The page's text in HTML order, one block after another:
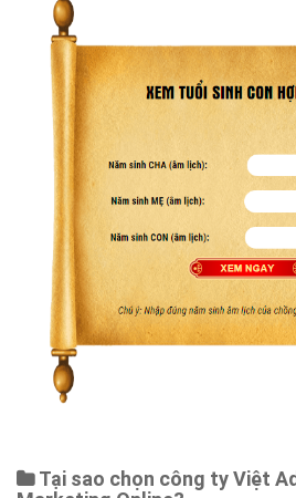
Tại sao chọn công ty Việt